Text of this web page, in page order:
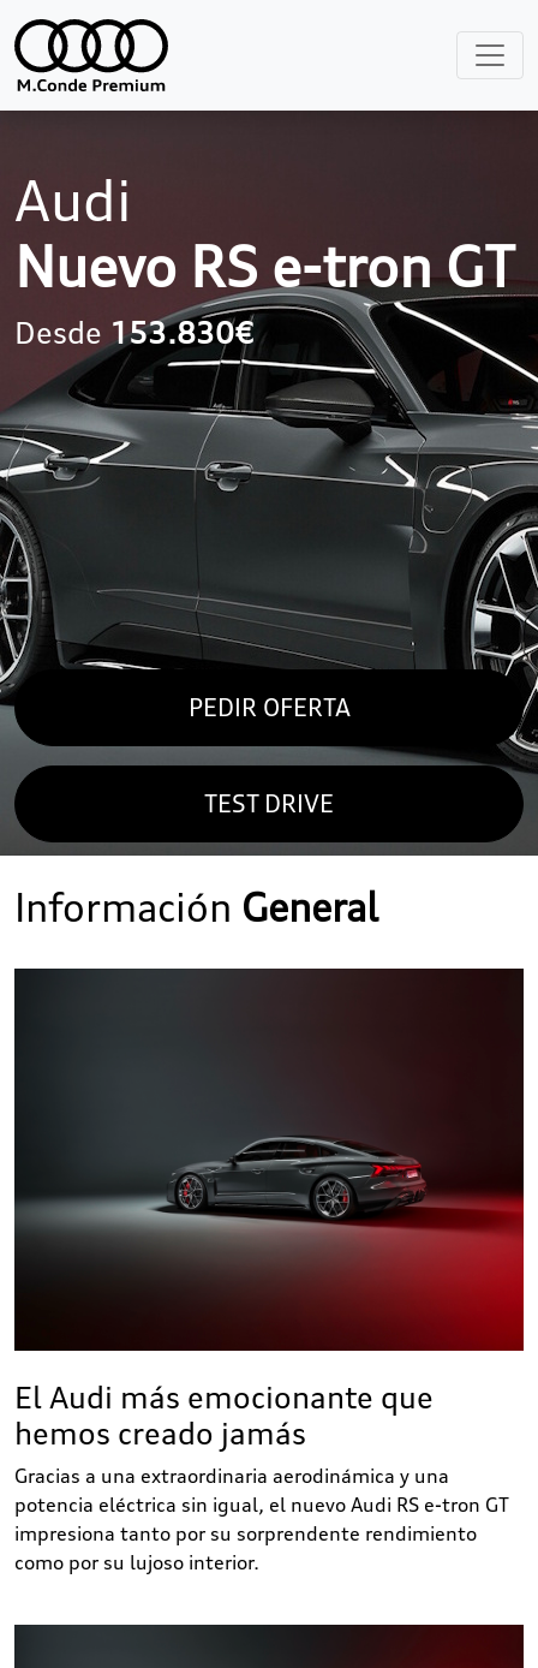
Audi
Nuevo RS e-tron GT
Desde 153.830€
PEDIR OFERTA
TEST DRIVE
Información General
El Audi más emocionante que
hemos creado jamás
Gracias a una extraordinaria aerodinámica y una
potencia eléctrica sin igual, el nuevo Audi RS e-tron GT
impresiona tanto por su sorprendente rendimiento
como por su lujoso interior.